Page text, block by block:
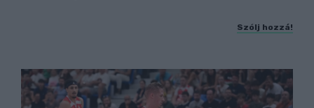
Szólj hozzá!